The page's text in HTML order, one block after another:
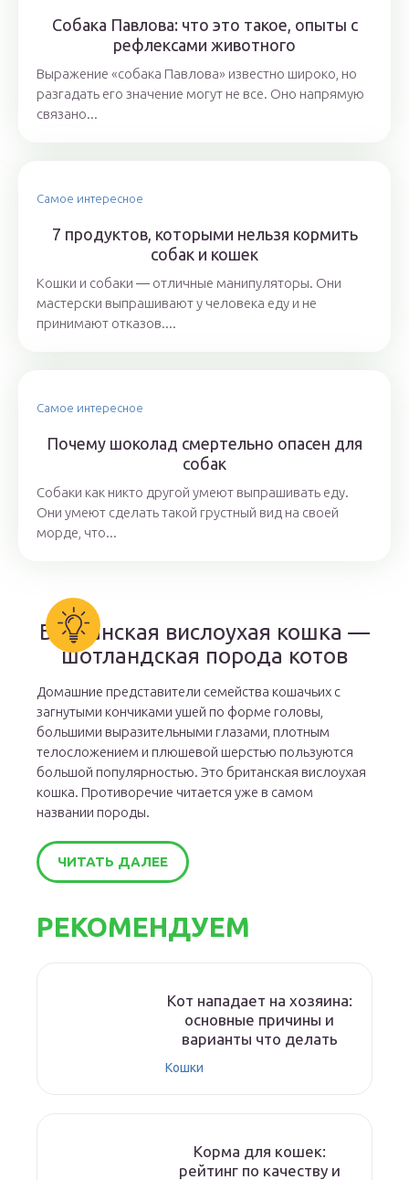
Собака Павлова: что это такое, опыты с
рефлексами животного
Выражение «собака Павлова» известно широко, но
разгадать его значение могут не все. Оно напрямую
связано...
Самое интересное
7 продуктов, которыми нельзя кормить
собак и кошек
Кошки и собаки ― отличные манипуляторы. Они
мастерски выпрашивают у человека еду и не
принимают отказов....
Самое интересное
Почему шоколад смертельно опасен для
собак
Собаки как никто другой умеют выпрашивать еду.
Они умеют сделать такой грустный вид на своей
морде, что...
Британская вислоухая кошка —
шотландская порода котов
Домашние представители семейства кошачьих с
загнутыми кончиками ушей по форме головы,
большими выразительными глазами, плотным
телосложением и плюшевой шерстью пользуются
большой популярностью. Это британская вислоухая
кошка. Противоречие читается уже в самом
названии породы.
ЧИТАТЬ ДАЛЕЕ
РЕКОМЕНДУЕМ
Кот нападает на хозяина:
основные причины и
варианты что делать
Кошки
Корма для кошек:
рейтинг по качеству и